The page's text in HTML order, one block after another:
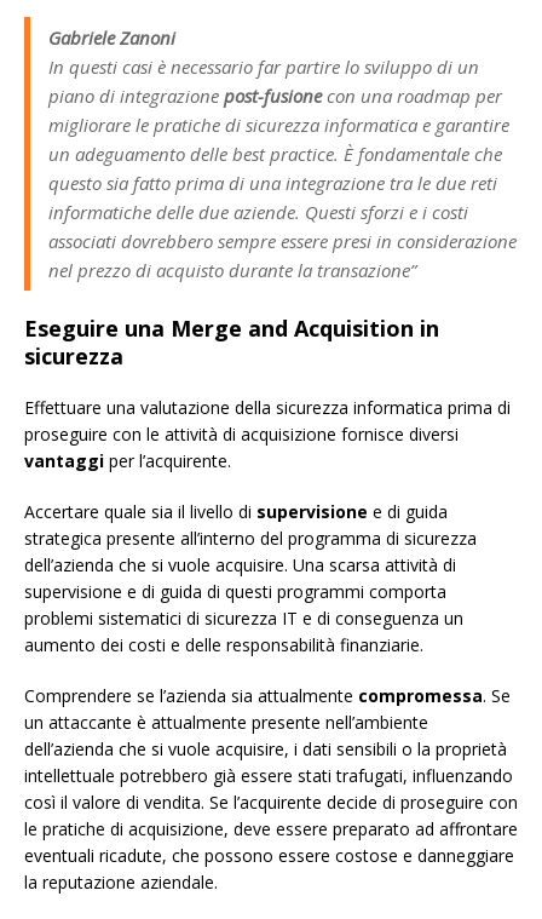
Gabriele Zanoni
In questi casi è necessario far partire lo sviluppo di un
piano di integrazione post-fusionecon una roadmap per
migliorare le pratiche di sicurezza informatica e garantire
un adeguamento delle best practice. È fondamentale che
questo sia fatto prima di una integrazione tra le due reti
informatiche delle due aziende. Questi sforzi e i costi
associati dovrebbero sempre essere presi in considerazione
nel prezzo di acquisto durante la transazione”
Eseguire una Merge and Acquisition in
sicurezza
Effettuare una valutazione della sicurezza informatica prima di
proseguire con le attività di acquisizione fornisce diversi
vantaggi per l’acquirente.
Accertare quale sia il livello di supervisione e di guida
strategica presente all’interno del programma di sicurezza
dell’azienda che si vuole acquisire. Una scarsa attività di
supervisione e di guida di questi programmi comporta
problemi sistematici di sicurezza IT e di conseguenza un
aumento dei costi e delle responsabilità finanziarie.
Comprendere se l’azienda sia attualmente compromessa. Se
un attaccante è attualmente presente nell’ambiente
dell’azienda che si vuole acquisire, i dati sensibili o la proprietà
intellettuale potrebbero già essere stati trafugati, influenzando
così il valore di vendita. Se l’acquirente decide di proseguire con
le pratiche di acquisizione, deve essere preparato ad affrontare
eventuali ricadute, che possono essere costose e danneggiare
la reputazione aziendale.